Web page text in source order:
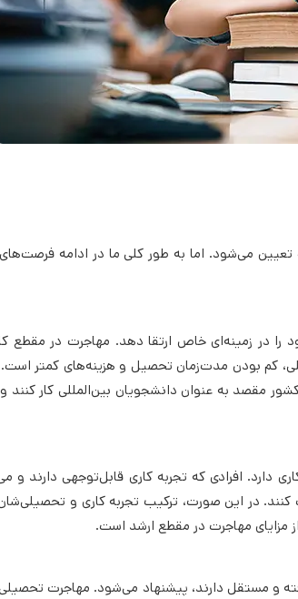
تعیین می‌شود. اما به طور کلی ما در ادامه
در زمینه‌ای خاص ارتقا دهد. مهاجرت در مقطع
کم بودن مدت‌زمان تحصیل و هزینه‌های کمتر است.
مقصد به‌ عنوان دانشجویان بین‌المللی کار کنند
دارد. افرادی که تجربه کاری قابل‌توجهی دارند و
در این صورت، ترکیب تجربه کاری و
مزایای مهاجرت در مقطع ارشد است.
و مستقل دارند، پیشنهاد می‌شود. مهاجرت